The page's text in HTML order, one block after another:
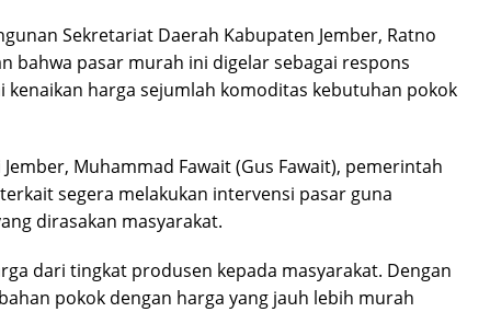
Sekretariat Daerah Kabupaten Jember, Ratno
bahwa pasar murah ini digelar sebagai respons
kenaikan harga sejumlah komoditas kebutuhan pokok
Muhammad Fawait (Gus Fawait), pemerintah
segera melakukan intervensi pasar guna
dirasakan masyarakat.
dari tingkat produsen kepada masyarakat. Dengan
pokok dengan harga yang jauh lebih murah